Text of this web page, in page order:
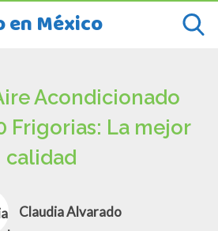
en México
Acondicionado
Frigorias: La mejor
calidad
Claudia Alvarado